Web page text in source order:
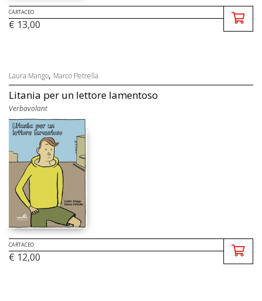
CARTACEO
€ 13,00
Laura Mango, Marco Petrella
Litania per un lettore lamentoso
Verbavolant
CARTACEO
€ 12,00